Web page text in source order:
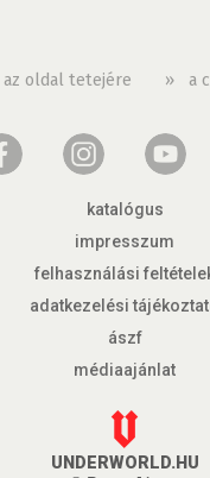
az oldal tetejére » a
katalógus
impresszum
felhasználási
adatkezelési
ászf
médiaajánlat
UNDERWORLD.HU